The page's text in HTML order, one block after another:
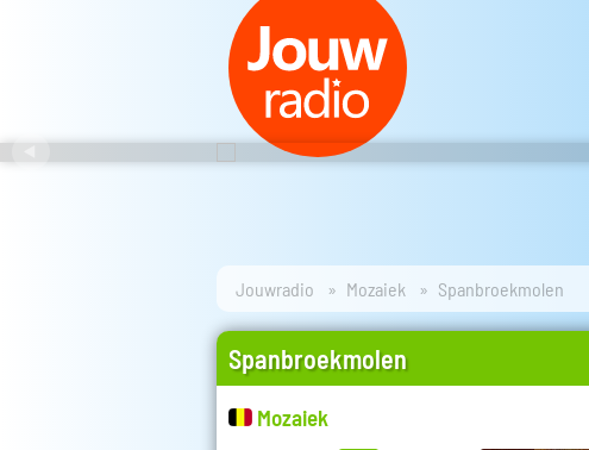
Jouwradio Mozaiek Spanbroekmolen
Spanbroekmolen
Mozaiek